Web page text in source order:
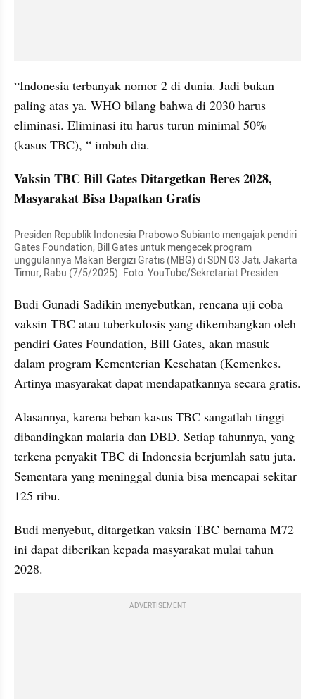
“Indonesia terbanyak nomor 2 di dunia. Jadi bukan
paling atas ya. WHO bilang bahwa di 2030 harus
eliminasi. Eliminasi itu harus turun minimal 50%
(kasus TBC), “ imbuh dia.
Vaksin TBC Bill Gates Ditargetkan Beres 2028,
Masyarakat Bisa Dapatkan Gratis
Presiden Republik Indonesia Prabowo Subianto mengajak pendiri
Gates Foundation, Bill Gates untuk mengecek program
unggulannya Makan Bergizi Gratis (MBG) di SDN 03 Jati, Jakarta
Timur, Rabu (7/5/2025). Foto: YouTube/Sekretariat Presiden
Budi Gunadi Sadikin menyebutkan, rencana uji coba
vaksin TBC atau tuberkulosis yang dikembangkan oleh
pendiri Gates Foundation, Bill Gates, akan masuk
dalam program Kementerian Kesehatan (Kemenkes.
Artinya masyarakat dapat mendapatkannya secara gratis.
Alasannya, karena beban kasus TBC sangatlah tinggi
dibandingkan malaria dan DBD. Setiap tahunnya, yang
terkena penyakit TBC di Indonesia berjumlah satu juta.
Sementara yang meninggal dunia bisa mencapai sekitar
125 ribu.
Budi menyebut, ditargetkan vaksin TBC bernama M72
ini dapat diberikan kepada masyarakat mulai tahun
2028.
ADVERTISEMENT